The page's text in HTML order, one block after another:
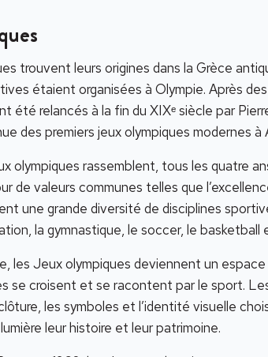
trouvent leurs origines dans la Grèce
étaient organisées à Olympie. Après
été relancés à la fin du XIXᵉ siècle par
des premiers jeux olympiques modernes à
olympiques rassemblent, tous les quatre
de valeurs communes telles que
une grande diversité de disciplines
la gymnastique, le soccer, le basketball
les Jeux olympiques deviennent un
se croisent et se racontent par le sport.
les symboles et l’identité visuelle
leur histoire et leur patrimoine.